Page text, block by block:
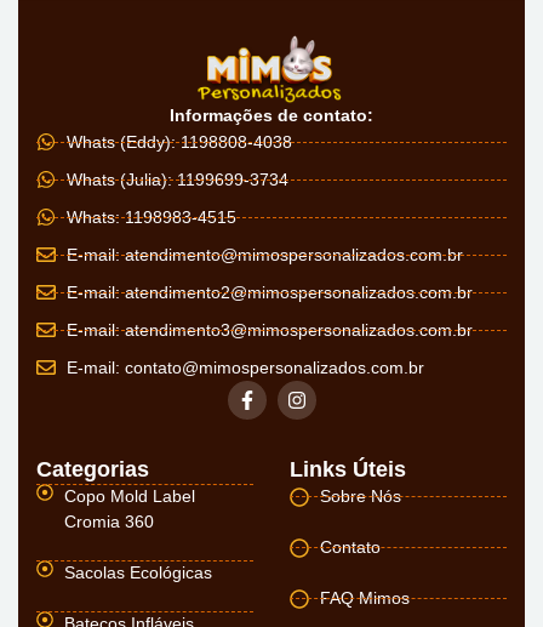
Informações de contato:
Whats (Eddy): 1198808-4038
Whats (Julia): 1199699-3734
Whats: 1198983-4515
E-mail:atendimento@mimospersonalizados.com.br
E-mail:atendimento2@mimospersonalizados.com.br
E-mail:atendimento3@mimospersonalizados.com.br
E-mail: contato@mimospersonalizados.com.br
Categorias
Copo Mold Label
Cromia 360
Sacolas Ecológicas
Links Úteis
Sobre Nós
Contato
FAQ Mimos